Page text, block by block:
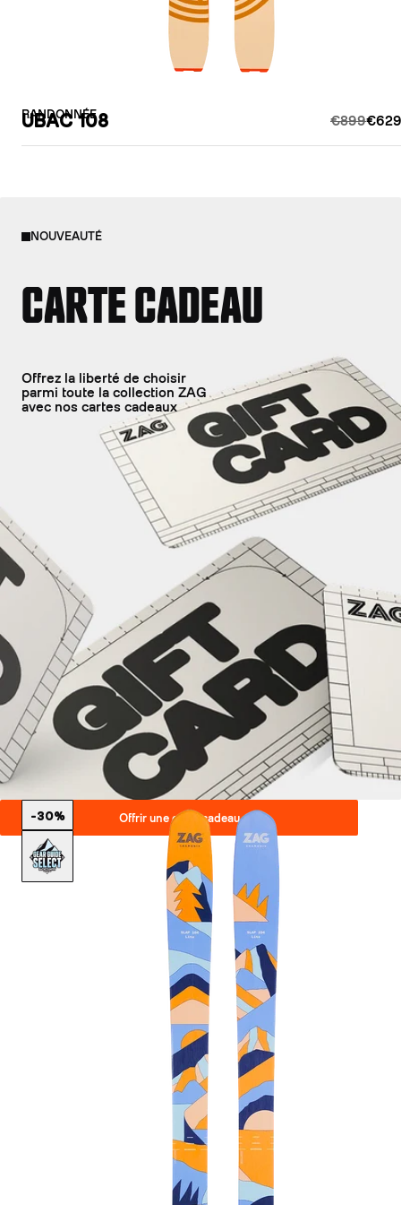
RANDONNÉE
UBAC 108 €899
NOUVEAUTÉ
CARTE CADEAU
Offrez la liberté de choisir
parmi toute la collection ZAG
avec nos cartes cadeaux
Offrir une carte cadeau
-30%